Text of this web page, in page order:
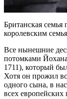
Британская
королевским
Все нынешние
потомками
1711), который
Хотя он прожил
одного сына, в
всех